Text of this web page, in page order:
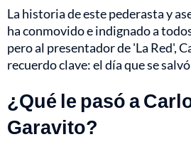
La historia de este pederasta y
ha conmovido e indignado a
pero al presentador de 'La Red',
recuerdo clave: el día que se
¿Qué le pasó a
Garavito?